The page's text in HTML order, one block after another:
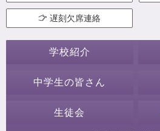
遅刻欠席連絡
学校紹介
中学生の皆さん
生徒会